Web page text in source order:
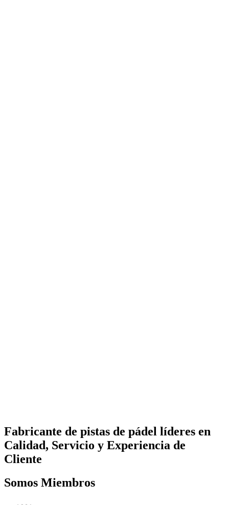
Fabricante de pistas de pádel líderes en
Calidad, Servicio y Experiencia de
Cliente
Somos Miembros